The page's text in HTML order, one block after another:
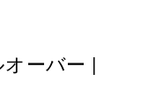
ーバー |